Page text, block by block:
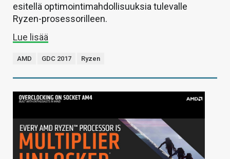
esitellä optimointimahdollisuuksia tulevalle
Ryzen-prosessorilleen.
Lue lisää
AMD GDC 2017 Ryzen